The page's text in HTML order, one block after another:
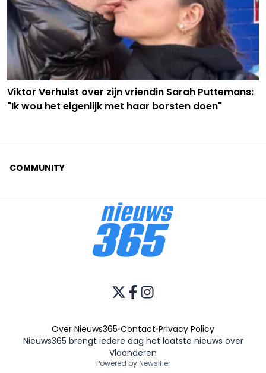
Viktor Verhulst over zijn vriendin Sarah Puttemans:
"Ik wou het eigenlijk met haar borsten doen"
COMMUNITY
Over Nieuws365•Contact•Privacy Policy
Nieuws365 brengt iedere dag het laatste nieuws over
Vlaanderen
Powered by Newsifier